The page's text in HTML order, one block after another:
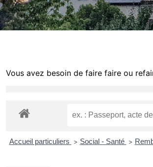
Vous avez besoin de faire faire ou
Accueil particuliers > Social - Santé >